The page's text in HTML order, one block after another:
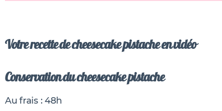
Votre recette de cheesecake pistache en vidéo
Conservation du cheesecake pistache
Au frais : 48h